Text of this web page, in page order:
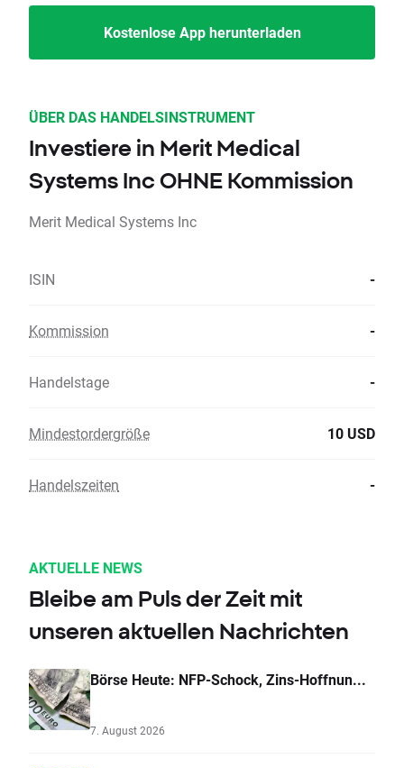
Kostenlose App herunterladen
ÜBER DAS HANDELSINSTRUMENT
Investiere in Merit Medical
Systems Inc OHNE Kommission
Merit Medical Systems Inc
ISIN -
Kommission -
Handelstage -
Mindestordergröße 10 USD
Handelszeiten -
AKTUELLE NEWS
Bleibe am Puls der Zeit mit
unseren aktuellen Nachrichten
Börse Heute: NFP-Schock, Zins-Hoffnun...
7. August 2026